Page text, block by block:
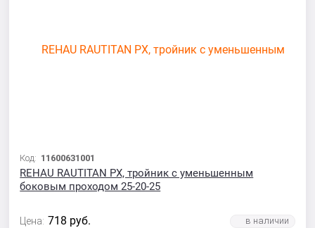
Код: 11600631001
REHAU RAUTITAN PX, тройник с уменьшенным
боковым проходом 25-20-25
Цена: 718 руб.